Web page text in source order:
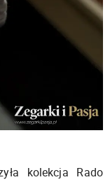
kolekcja Rado